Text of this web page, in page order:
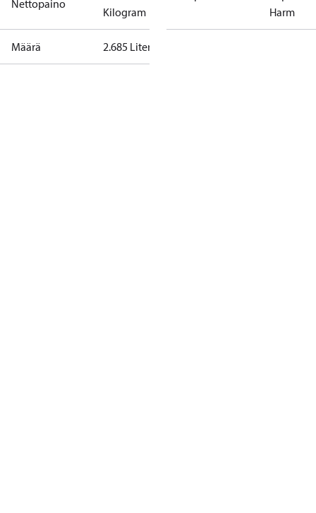
Nettopaino
Kilogram
Määrä 2.685 Liter
Harm